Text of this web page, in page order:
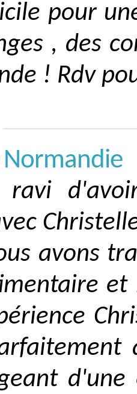
pour
, des
! Rdv
Normandie
ravi
avons
et